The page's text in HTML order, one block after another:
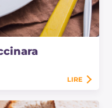
LIRE